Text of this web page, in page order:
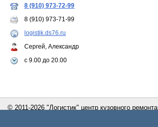
8 (910) 973-72-99
8 (910) 973-71-99
logistik.ds76.ru
Сергей, Александр
с 9.00 до 20.00
© 2011-2026 "Логистик" центр кузовного ремонта